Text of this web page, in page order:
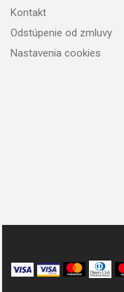
Kontakt
Odstúpenie od zmluvy
Nastavenia cookies